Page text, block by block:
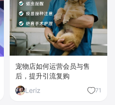
宠物店如何运营会员与售
后，提升引流复购
Leriz
71